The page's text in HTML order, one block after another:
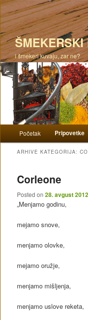
ŠMEKERSKI
i šmekeri kuvaju, zar ne?
Skoči na primarni
Skoči na sekundarni
Početak Pripovetke
ARHIVE KATEGORIJA:
Corleone
Posted on 28. avgust
„Menjamo godinu,
mejamo snove,
menjamo olovke,
mejamo oružje,
menjamo mišljenja,
menjamo uslove reketa,